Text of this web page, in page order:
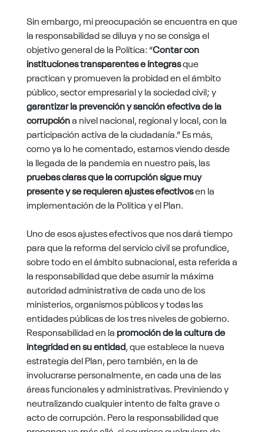
Sin embargo, mi preocupación se encuentra en que
la responsabilidad se diluya y no se consiga el
objetivo general de la Política: “Contar con
instituciones transparentes e íntegrasque
practican y promueven la probidad en el ámbito
público, sector empresarial y la sociedad civil; y
garantizar la prevención y sanción efectiva de la
corrupcióna nivel nacional, regional y local, con la
participación activa de la ciudadanía.” Es más,
como ya lo he comentado, estamos viendo desde
la llegada de la pandemia en nuestro país, las
pruebas claras que la corrupción sigue muy
presente y se requieren ajustes efectivosen la
implementación de la Política y el Plan.
Uno de esos ajustes efectivos que nos dará tiempo
para que la reforma del servicio civil se profundice,
sobre todo en el ámbito subnacional, esta referida a
la responsabilidad que debe asumir la máxima
autoridad administrativa de cada uno de los
ministerios, organismos públicos y todas las
entidades públicas de los tres niveles de gobierno.
Responsabilidad en la promoción de la cultura de
integridad en su entidad, que establece la nueva
estrategia del Plan, pero también, en la de
involucrarse personalmente, en cada una de las
áreas funcionales y administrativas. Previniendo y
neutralizando cualquier intento de falta grave o
acto de corrupción. Pero la responsabilidad que